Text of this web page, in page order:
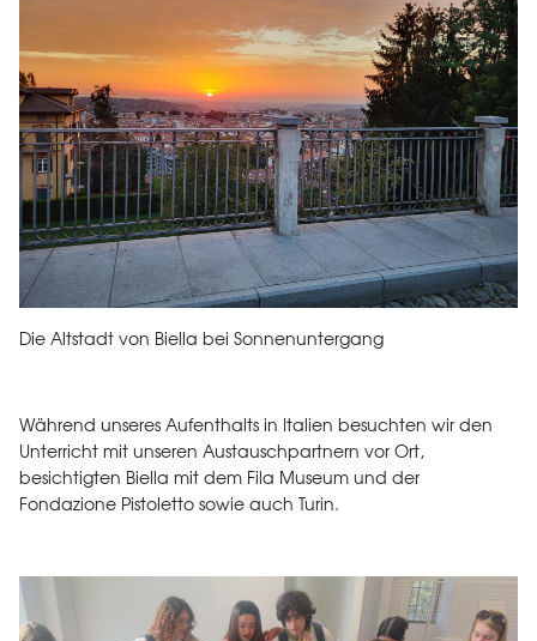
Die Altstadt von Biella bei Sonnenuntergang
Während unseres Aufenthalts in Italien besuchten wir den
Unterricht mit unseren Austauschpartnern vor Ort,
besichtigten Biella mit dem Fila Museum und der
Fondazione Pistoletto sowie auch Turin.